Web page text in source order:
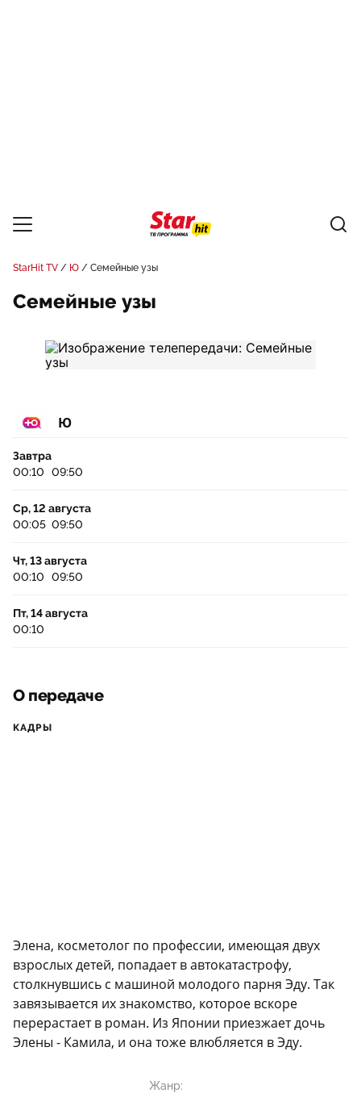
StarHit TV Ю Семейные узы
Семейные узы
Ю
Завтра
00:10
09:50
Ср, 12 августа
00:05 09:50
Чт, 13 августа
00:10
09:50
Пт, 14 августа
00:10
О передаче
КАДРЫ
Элена, косметолог по профессии, имеющая двух
взрослых детей, попадает в автокатастрофу,
столкнувшись с машиной молодого парня Эду. Так
завязывается их знакомство, которое вскоре
перерастает в роман. Из Японии приезжает дочь
Элены - Камила, и она тоже влюбляется в Эду.
Жанр: